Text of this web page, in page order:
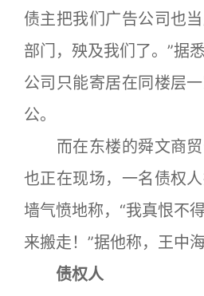
债主把我们广告公司也
部门，殃及我们了。”据
公司只能寄居在同楼层
公。
而在东楼的舜文商贸
也正在现场，一名债权
墙气愤地称，“我真恨不
来搬走！”据他称，王中
债权人